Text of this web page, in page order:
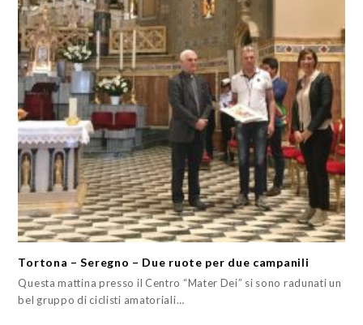
Tortona – Seregno – Due ruote per due campanili
Questa mattina presso il Centro “Mater Dei” si sono radunati un
bel gruppo di ciclisti amatoriali…